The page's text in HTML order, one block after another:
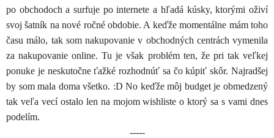
po obchodoch a surfuje po internete a hľadá kúsky, ktorými oživí
svoj šatník na nové ročné obdobie. A keďže momentálne mám toho
času málo, tak som nakupovanie v obchodných centrách vymenila
za nakupovanie online. Tu je však problém ten, že pri tak veľkej
ponuke je neskutočne ťažké rozhodnúť sa čo kúpiť skôr. Najradšej
by som mala doma všetko. :D No keďže môj budget je obmedzený
tak veľa vecí ostalo len na mojom wishliste o ktorý sa s vami dnes
podelím.
-----